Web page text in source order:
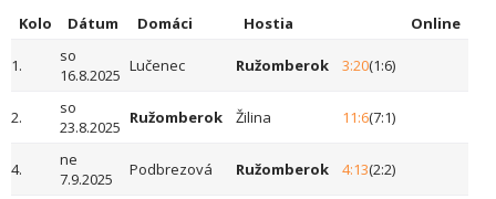
Kolo Dátum Domáci Hostia Online
1.
so
16.8.2025 Lučenec Ružomberok 3:20(1:6)
2.
so
23.8.2025 Ružomberok Žilina 11:6(7:1)
4.
ne
7.9.2025
Podbrezová Ružomberok 4:13(2:2)